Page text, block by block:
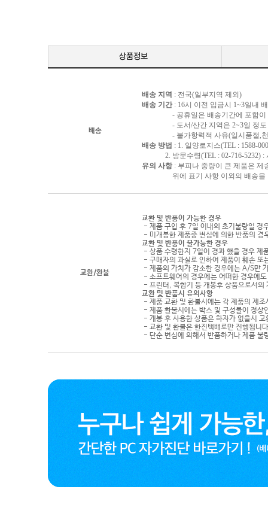
배송
배송 지역 : 전국(일부지역 제외)
배송 기간 : 16시 이전 입금시 1~3일내
- 공휴일은 배송기간에 포함이
- 도서/산간 지역은 2~3일 정도
- 불가항력적 사유(일시품절,천재
배송 방법 : 1. 일양로지스(TEL : 1588-
2. 방문수령(TEL : 02-716-5232) :
유의 사항: 부피나 중량이 큰 제품은 제
위에 표기 사항 이외의 배송을 원
교환/환불
교환 및 반품이 가능한 경우
- 제품 구입 후 7일 이내의 초기불량일 경
- 미개봉한 제품중 변심에 의한 반품의 경
교환 및 반품이 불가능한 경우
- 상품 수령한지 7일이 경과 했을 경우 제
- 구매자의 과실로 인하여 제품이 훼손 또
- 제품의 가치가 감소한 경우에는 A/S만
- 소프트웨어의 경우에는 어떠한 경우에
- 프린터, 복합기 등 개봉후 상품으로서의
교환 및 반품시 유의사항
- 제품 교환 및 환불시에는 각 제품의 제
- 제품 환불시에는 박스 및 구성물이 정상
- 개봉 후 사용한 상품은 하자가 없을시
- 교환 및 환불은 한진택배로만 진행됩니
- 단순 변심에 의해서 반품하거나 제품